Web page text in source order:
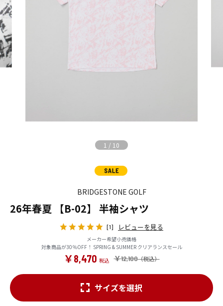
1 / 10
BRIDGESTONE GOLF
26年春夏 【B-02】 半袖シャツ
[1] レビューを見る
メーカー希望小売価格
対象商品が30％OFF！ SPRING & SUMMER クリアランスセール
￥12,100
￥8,470
サイズを選択